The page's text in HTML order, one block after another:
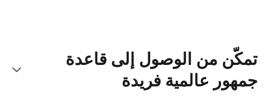
تمكّن من الوصول إلى قاعدة
جمهور عالمية فريدة